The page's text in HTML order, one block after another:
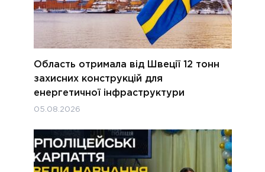
Область отримала від Швеції 12 тонн
захисних конструкцій для
енергетичної інфраструктури
05.08.2026